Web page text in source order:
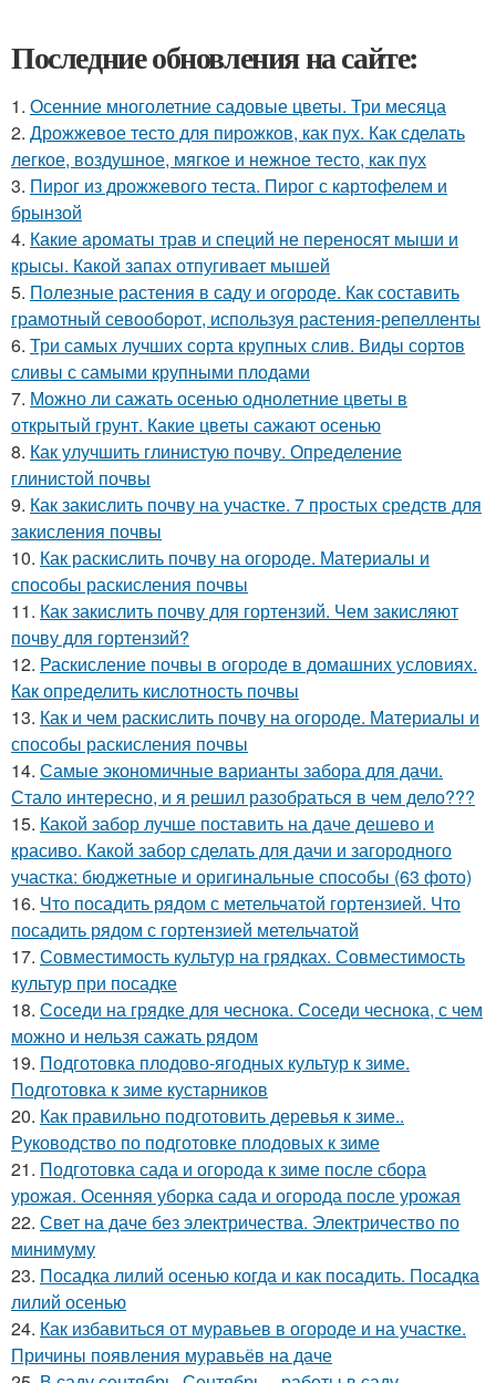
Последние обновления на сайте:
1. Осенние многолетние садовые цветы. Три месяца
2. Дрожжевое тесто для пирожков, как пух. Как сделать
легкое, воздушное, мягкое и нежное тесто, как пух
3. Пирог из дрожжевого теста. Пирог с картофелем и
брынзой
4. Какие ароматы трав и специй не переносят мыши и
крысы. Какой запах отпугивает мышей
5. Полезные растения в саду и огороде. Как составить
грамотный севооборот, используя растения-репелленты
6. Три самых лучших сорта крупных слив. Виды сортов
сливы с самыми крупными плодами
7. Можно ли сажать осенью однолетние цветы в
открытый грунт. Какие цветы сажают осенью
8. Как улучшить глинистую почву. Определение
глинистой почвы
9. Как закислить почву на участке. 7 простых средств для
закисления почвы
10. Как раскислить почву на огороде. Материалы и
способы раскисления почвы
11. Как закислить почву для гортензий. Чем закисляют
почву для гортензий?
12. Раскисление почвы в огороде в домашних условиях.
Как определить кислотность почвы
13. Как и чем раскислить почву на огороде. Материалы и
способы раскисления почвы
14. Самые экономичные варианты забора для дачи.
Стало интересно, и я решил разобраться в чем дело???
15. Какой забор лучше поставить на даче дешево и
красиво. Какой забор сделать для дачи и загородного
участка: бюджетные и оригинальные способы (63 фото)
16. Что посадить рядом с метельчатой гортензией. Что
посадить рядом с гортензией метельчатой
17. Совместимость культур на грядках. Совместимость
культур при посадке
18. Соседи на грядке для чеснока. Соседи чеснока, с чем
можно и нельзя сажать рядом
19. Подготовка плодово-ягодных культур к зиме.
Подготовка к зиме кустарников
20. Как правильно подготовить деревья к зиме..
Руководство по подготовке плодовых к зиме
21. Подготовка сада и огорода к зиме после сбора
урожая. Осенняя уборка сада и огорода после урожая
22. Свет на даче без электричества. Электричество по
минимуму
23. Посадка лилий осенью когда и как посадить. Посадка
лилий осенью
24. Как избавиться от муравьев в огороде и на участке.
Причины появления муравьёв на даче